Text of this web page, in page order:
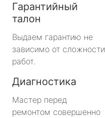
Гарантийный
талон
Выдаем гарантию не
зависимо от сложности
работ.
Диагностика
Мастер перед
ремонтом совершенно